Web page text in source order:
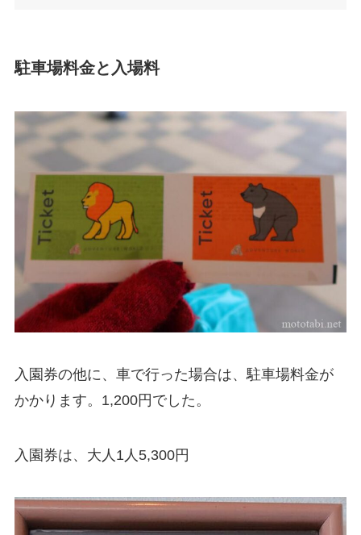
駐車場料金と入場料
入園券の他に、車で行った場合は、駐車場料金が
かかります。1,200円でした。
入園券は、大人1人5,300円